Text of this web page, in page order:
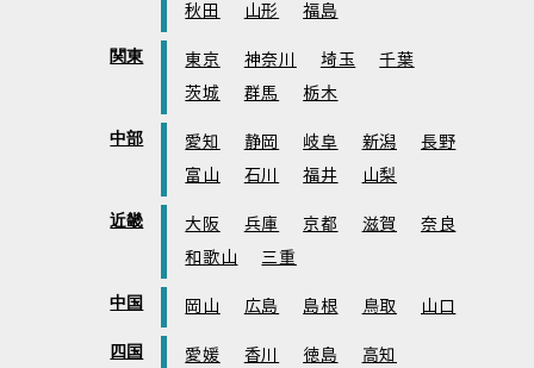
秋田
山形 福島
関東 東京 神奈川 埼玉
千葉
茨城
群馬 栃木
中部 愛知 静岡 岐阜 新潟
長野
富山
石川 福井 山梨
近畿 大阪 兵庫 京都 滋賀
奈良
和歌山
三重
中国 岡山 広島 島根 鳥取 山口
四国 愛媛 香川 徳島 高知